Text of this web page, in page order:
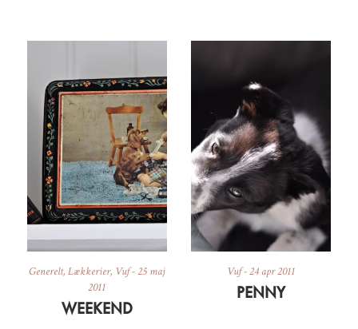
Generelt, Lækkerier, Vuf-25 maj
2011
WEEKEND
Vuf-24 apr 2011
PENNY